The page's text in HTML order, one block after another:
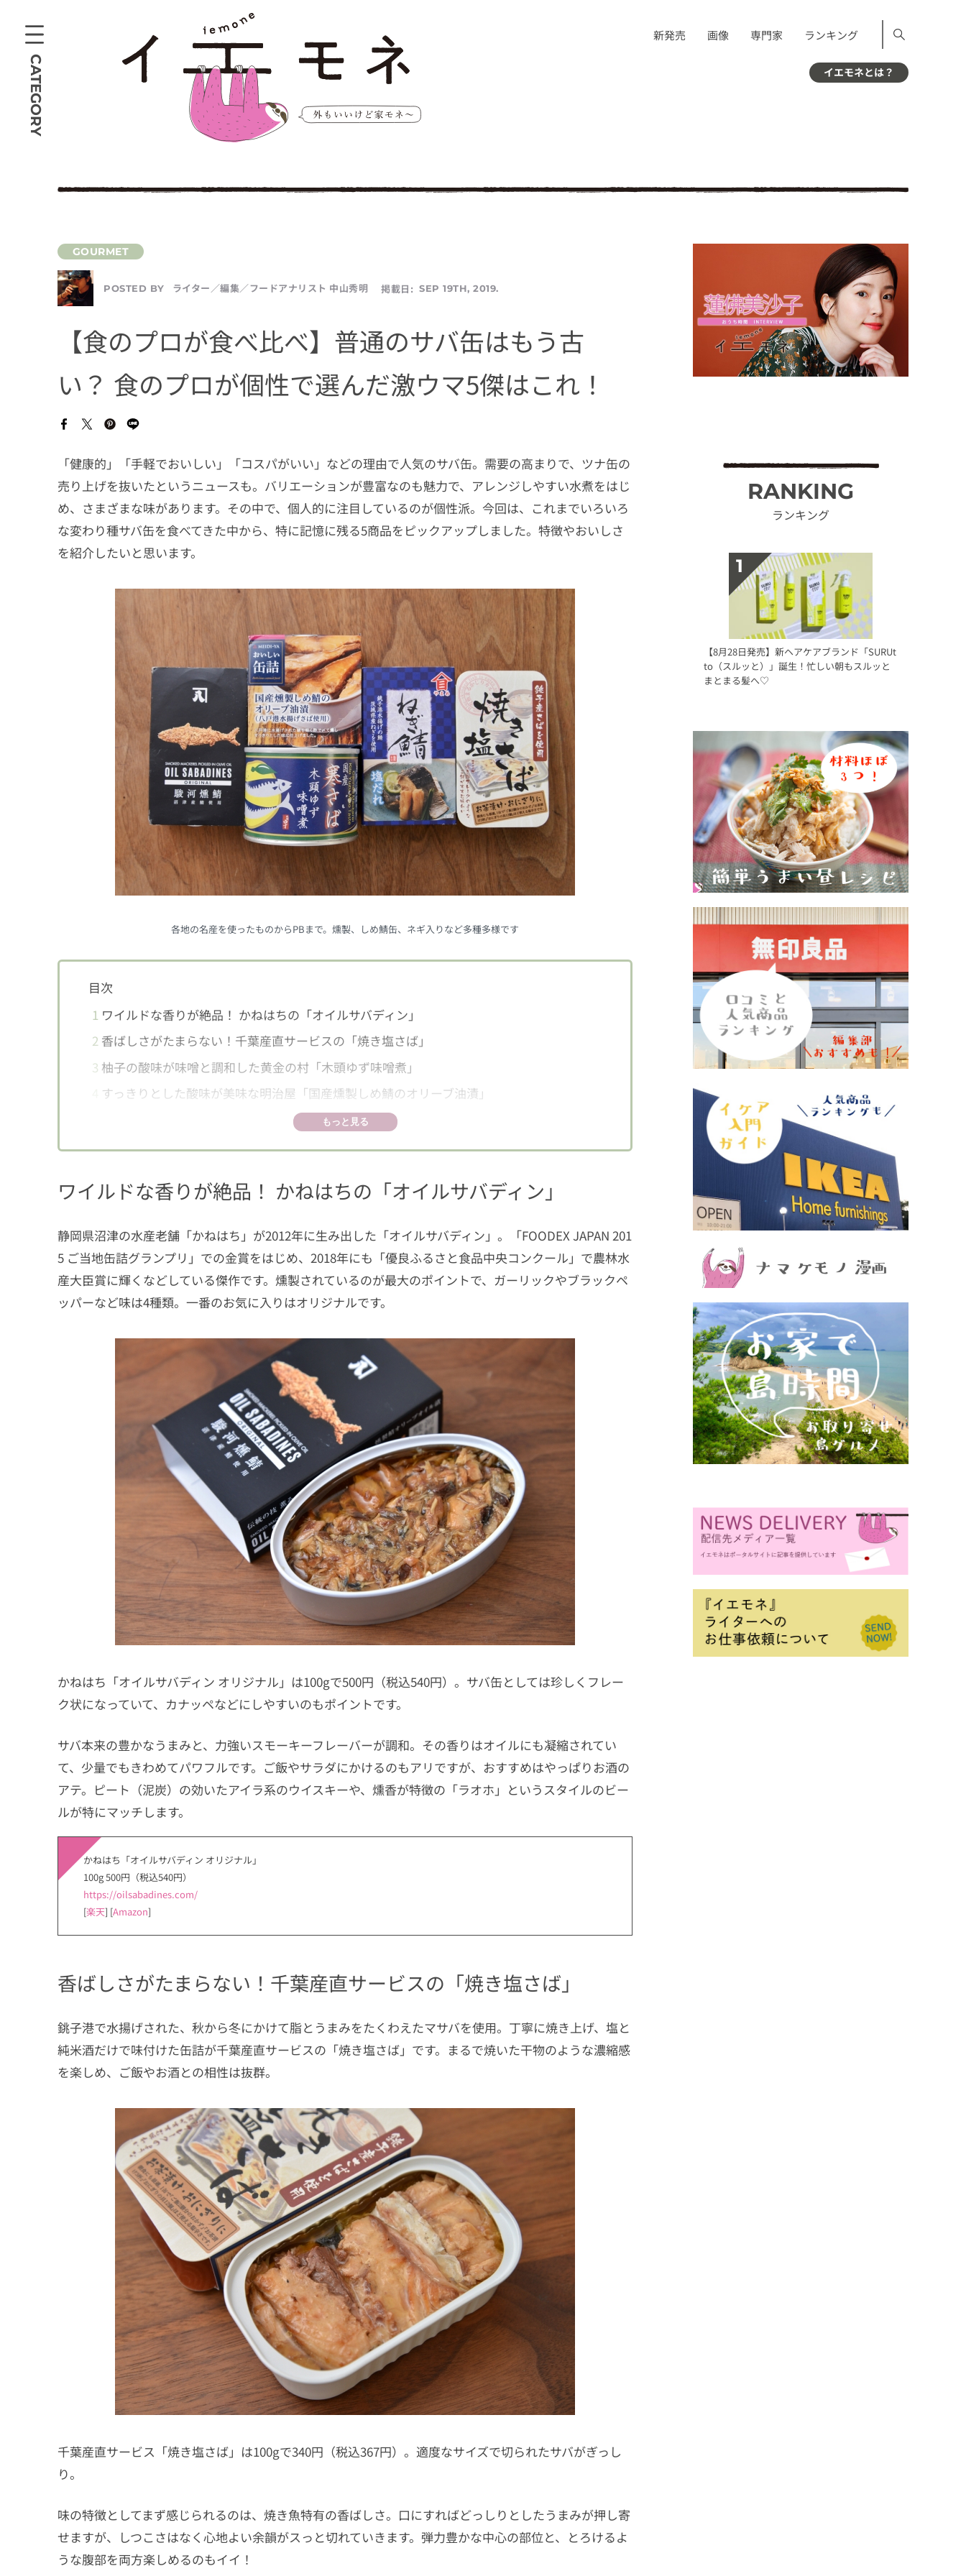
CATEGORY
新発売 画像 専門家 ランキング
イエモネとは？
POSTED BY ライター／編集／フードアナリスト 中山秀明 掲載日: SEP 19TH, 2019.
【食のプロが食べ比べ】普通のサバ缶はもう古
い？ 食のプロが個性で選んだ激ウマ5傑はこれ！
「健康的」「手軽でおいしい」「コスパがいい」などの理由で人気のサバ缶。需要の高まりで、ツナ缶の
売り上げを抜いたというニュースも。バリエーションが豊富なのも魅力で、アレンジしやすい水煮をはじ
め、さまざまな味があります。その中で、個人的に注目しているのが個性派。今回は、これまでいろいろ
な変わり種サバ缶を食べてきた中から、特に記憶に残る5商品をピックアップしました。特徴やおいしさ
を紹介したいと思います。
各地の名産を使ったものからPBまで。燻製、しめ鯖缶、ネギ入りなど多種多様です
目次
1 ワイルドな香りが絶品！ かねはちの「オイルサバディン」
2 香ばしさがたまらない！千葉産直サービスの「焼き塩さば」
3 柚子の酸味が味噌と調和した黄金の村「木頭ゆず味噌煮」
すっきりとした酸味が美味な明治屋「国産燻製しめ鯖のオリーブ油漬」
ネギを抱いた驚きの快作。高木商店「ねぎ鯖塩だれ」
もっと見る
ワイルドな香りが絶品！ かねはちの「オイルサバディン」
静岡県沼津の水産老舗「かねはち」が2012年に生み出した「オイルサバディン」。「FOODEX JAPAN 201
5 ご当地缶詰グランプリ」での金賞をはじめ、2018年にも「優良ふるさと食品中央コンクール」で農林水
産大臣賞に輝くなどしている傑作です。燻製されているのが最大のポイントで、ガーリックやブラックペ
ッパーなど味は4種類。一番のお気に入りはオリジナルです。
かねはち「オイルサバディン オリジナル」は100gで500円（税込540円）。サバ缶としては珍しくフレー
ク状になっていて、カナッペなどにしやすいのもポイントです。
サバ本来の豊かなうまみと、力強いスモーキーフレーバーが調和。その香りはオイルにも凝縮されてい
て、少量でもきわめてパワフルです。ご飯やサラダにかけるのもアリですが、おすすめはやっぱりお酒の
アテ。ピート（泥炭）の効いたアイラ系のウイスキーや、燻香が特徴の「ラオホ」というスタイルのビー
ルが特にマッチします。
かねはち「オイルサバディン オリジナル」
100g 500円（税込540円）
https://oilsabadines.com/
[楽天] [Amazon]
香ばしさがたまらない！千葉産直サービスの「焼き塩さば」
銚子港で水揚げされた、秋から冬にかけて脂とうまみをたくわえたマサバを使用。丁寧に焼き上げ、塩と
純米酒だけで味付けた缶詰が千葉産直サービスの「焼き塩さば」です。まるで焼いた干物のような濃縮感
を楽しめ、ご飯やお酒との相性は抜群。
千葉産直サービス「焼き塩さば」は100gで340円（税込367円）。適度なサイズで切られたサバがぎっし
り。
味の特徴としてまず感じられるのは、焼き魚特有の香ばしさ。口にすればどっしりとしたうまみが押し寄
せますが、しつこさはなく心地よい余韻がスっと切れていきます。弾力豊かな中心の部位と、とろけるよ
うな腹部を両方楽しめるのもイイ！
RANKING
ランキング
【8月28日発売】新ヘアケアブランド「SURUt
to（スルッと）」誕生！忙しい朝もスルッと
まとまる髪へ♡